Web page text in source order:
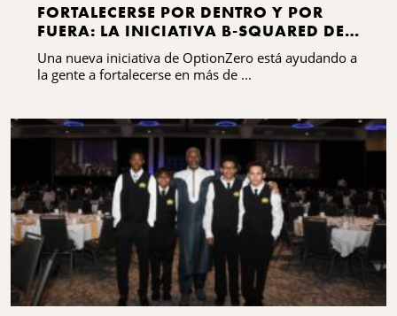
FORTALECERSE POR DENTRO Y POR
FUERA: LA INICIATIVA B-SQUARED DE
OPTIONZERO
Una nueva iniciativa de OptionZero está ayudando a
la gente a fortalecerse en más de ...